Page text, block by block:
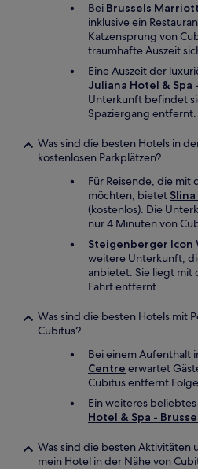
Bei Brussels
inklusive ein
Katzensprung von
traumhafte Auszeit
Eine Auszeit der
Juliana Hotel & Spa
Unterkunft befindet
Spaziergang entfernt.
Was sind die besten Hotels in
kostenlosen Parkplätzen?
Für Reisende, die mit
möchten, bietet
(kostenlos). Die
nur 4 Minuten von
Steigenberger Icon
weitere Unterkunft,
anbietet. Sie liegt mit
Fahrt entfernt.
Was sind die besten Hotels mit
Cubitus?
Bei einem Aufenthalt
Centre erwartet
Cubitus entfernt
Ein weiteres
Hotel & Spa -
Was sind die besten Aktivitäten
mein Hotel in der Nähe von